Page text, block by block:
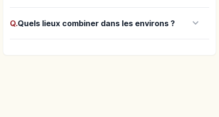
Q.Quels lieux combiner dans les environs ? keyboard_arrow_down